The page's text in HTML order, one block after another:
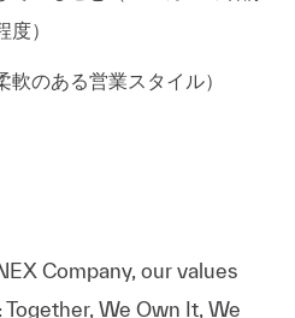
）
のある営業スタイル）
Company, our values
We Own It, We